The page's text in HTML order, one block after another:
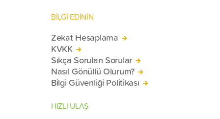
BİLGİ EDİNİN
Zekat Hesaplama
KVKK
Sıkça Sorulan Sorular
Nasıl Gönüllü Olurum?
Bilgi Güvenliği Politikası
HIZLI ULAŞ